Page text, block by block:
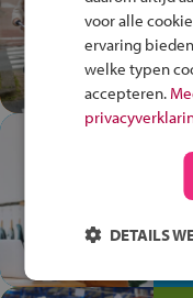
voor alle
ervaring
welke typen
accepteren.
DETAILS